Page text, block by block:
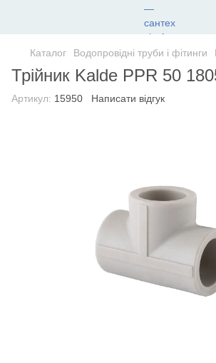
Каталог Водопровідні труби і фітинги
Трійник Kalde PPR 50
Артикул: 15950 Написати відгук